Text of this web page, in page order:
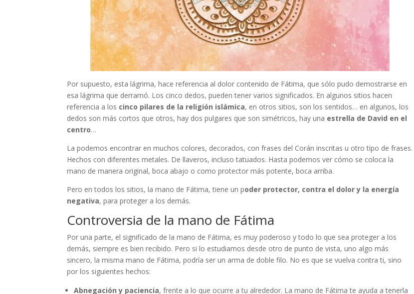
Por supuesto, esta lágrima, hace referencia al dolor contenido de Fátima, que sólo pudo demostrarse en
esa lágrima que derramó. Los cinco dedos, pueden tener varios significados. En algunos sitios hacen
referencia a los cinco pilares de la religión islámica, en otros sitios, son los sentidos… en algunos, los
dedos son más cortos que otros, hay dos pulgares que son simétricos, hay una estrella de David en el
centro…
La podemos encontrar en muchos colores, decorados, con frases del Corán inscritas u otro tipo de frases.
Hechos con diferentes metales. De llaveros, incluso tatuados. Hasta podemos ver cómo se coloca la
mano de manera original, boca abajo o como protector más potente, boca arriba.
Pero en todos los sitios, la mano de Fátima, tiene un poder protector, contra el dolor y la energía
negativa, para proteger a los demás.
Controversia de la mano de Fátima
Por una parte, el significado de la mano de Fátima, es muy poderoso y todo lo que sea proteger a los
demás, siempre es bien recibido. Pero si lo estudiamos desde otro de punto de vista, uno algo más
sincero, la misma mano de Fátima, podría ser un arma de doble filo. No es que se vuelva contra ti, sino
por los siguientes hechos:
Abnegación y paciencia, frente a lo que ocurre a tu alrededor. La mano de Fátima te ayuda a tenerla